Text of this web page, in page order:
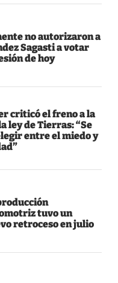
no autorizaron a
Sagasti a votar
de hoy
criticó el freno a la
ley de Tierras: “Se
entre el miedo y
tuvo un
retroceso en julio